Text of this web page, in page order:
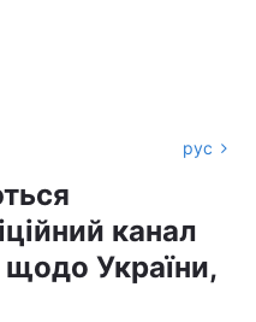
рус
канал
щодо України,